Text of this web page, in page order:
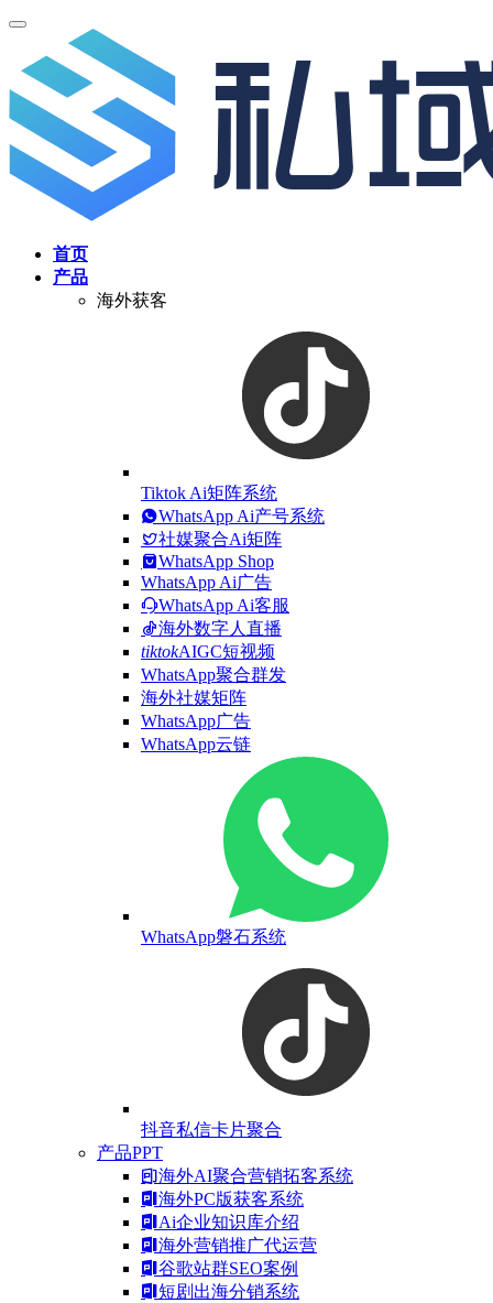
首页
产品
海外获客
Tiktok Ai矩阵系统
WhatsApp Ai产号系统
社媒聚合Ai矩阵
WhatsApp Shop
WhatsApp Ai广告
WhatsApp Ai客服
海外数字人直播
tiktokAIGC短视频
WhatsApp聚合群发
海外社媒矩阵
WhatsApp广告
WhatsApp云链
WhatsApp磐石系统
抖音私信卡片聚合
产品PPT
海外AI聚合营销拓客系统
海外PC版获客系统
Ai企业知识库介绍
海外营销推广代运营
谷歌站群SEO案例
短剧出海分销系统